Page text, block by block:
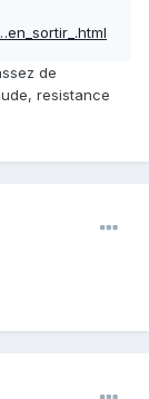
de
resistance